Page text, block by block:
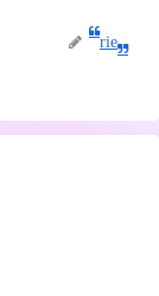
rie